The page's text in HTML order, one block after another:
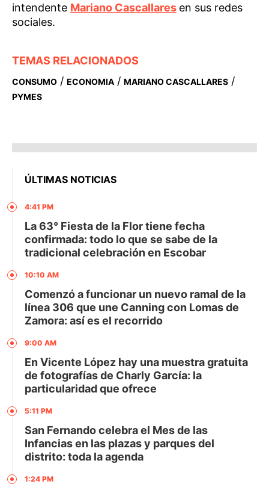
intendente Mariano Cascallares en sus redes
sociales.
TEMAS RELACIONADOS
CONSUMO / ECONOMIA / MARIANO CASCALLARES /
PYMES
ÚLTIMAS NOTICIAS
4:41 PM
La 63° Fiesta de la Flor tiene fecha
confirmada: todo lo que se sabe de la
tradicional celebración en Escobar
10:10 AM
Comenzó a funcionar un nuevo ramal de la
línea 306 que une Canning con Lomas de
Zamora: así es el recorrido
9:00 AM
En Vicente López hay una muestra gratuita
de fotografías de Charly García: la
particularidad que ofrece
5:11 PM
San Fernando celebra el Mes de las
Infancias en las plazas y parques del
distrito: toda la agenda
1:24 PM